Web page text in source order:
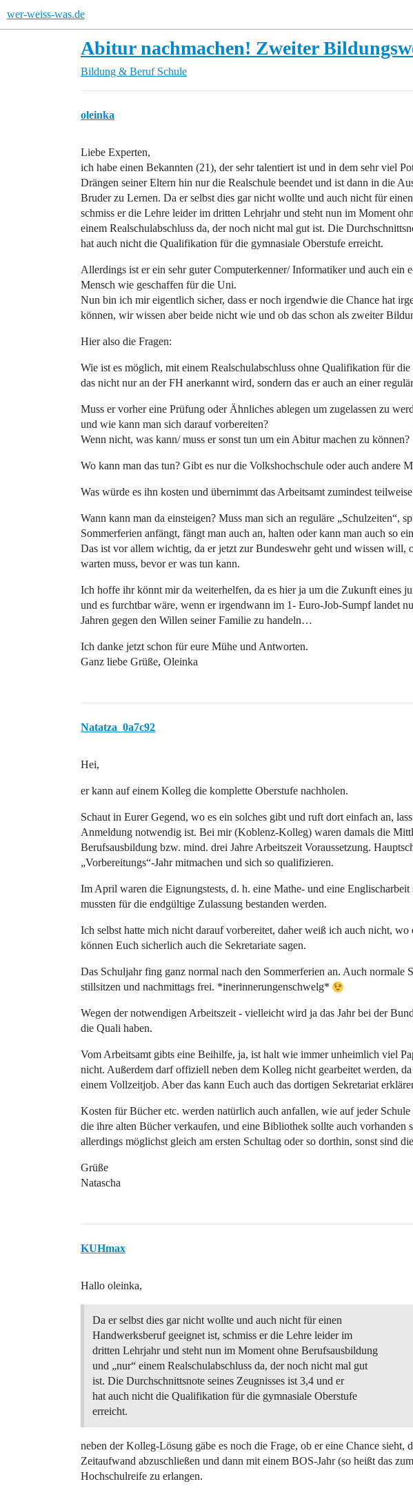
wer-weiss-was.de
Abitur nachmachen! Zweiter
Bildung & Beruf Schule
oleinka
Liebe Experten,
ich habe einen Bekannten (21), der sehr talentiert ist und in dem sehr viel
Drängen seiner Eltern hin nur die Realschule beendet und ist dann in die
Bruder zu Lernen. Da er selbst dies gar nicht wollte und auch nicht für
schmiss er die Lehre leider im dritten Lehrjahr und steht nun im Moment
einem Realschulabschluss da, der noch nicht mal gut ist. Die
hat auch nicht die Qualifikation für die gymnasiale Oberstufe erreicht.
Allerdings ist er ein sehr guter Computerkenner/ Informatiker und auch ein
Mensch wie geschaffen für die Uni.
Nun bin ich mir eigentlich sicher, dass er noch irgendwie die Chance hat
können, wir wissen aber beide nicht wie und ob das schon als zweiter
Hier also die Fragen:
Wie ist es möglich, mit einem Realschulabschluss ohne Qualifikation für
das nicht nur an der FH anerkannt wird, sondern das er auch an einer
Muss er vorher eine Prüfung oder Ähnliches ablegen um zugelassen zu
und wie kann man sich darauf vorbereiten?
Wenn nicht, was kann/ muss er sonst tun um ein Abitur machen zu können?
Wo kann man das tun? Gibt es nur die Volkshochschule oder auch andere
Was würde es ihn kosten und übernimmt das Arbeitsamt zumindest
Wann kann man da einsteigen? Muss man sich an reguläre „Schulzeiten“,
Sommerferien anfängt, fängt man auch an, halten oder kann man auch so
Das ist vor allem wichtig, da er jetzt zur Bundeswehr geht und wissen will,
warten muss, bevor er was tun kann.
Ich hoffe ihr könnt mir da weiterhelfen, da es hier ja um die Zukunft eines
und es furchtbar wäre, wenn er irgendwann im 1- Euro-Job-Sumpf landet
Jahren gegen den Willen seiner Familie zu handeln…
Ich danke jetzt schon für eure Mühe und Antworten.
Ganz liebe Grüße, Oleinka
Natatza_0a7c92
Hei,
er kann auf einem Kolleg die komplette Oberstufe nachholen.
Schaut in Eurer Gegend, wo es ein solches gibt und ruft dort einfach an,
Anmeldung notwendig ist. Bei mir (Koblenz-Kolleg) waren damals die
Berufsausbildung bzw. mind. drei Jahre Arbeitszeit Voraussetzung.
„Vorbereitungs“-Jahr mitmachen und sich so qualifizieren.
Im April waren die Eignungstests, d. h. eine Mathe- und eine
mussten für die endgültige Zulassung bestanden werden.
Ich selbst hatte mich nicht darauf vorbereitet, daher weiß ich auch nicht, wo
können Euch sicherlich auch die Sekretariate sagen.
Das Schuljahr fing ganz normal nach den Sommerferien an. Auch normale
stillsitzen und nachmittags frei. *inerinnerungenschwelg*
Wegen der notwendigen Arbeitszeit - vielleicht wird ja das Jahr bei der
die Quali haben.
Vom Arbeitsamt gibts eine Beihilfe, ja, ist halt wie immer unheimlich viel
nicht. Außerdem darf offiziell neben dem Kolleg nicht gearbeitet werden,
einem Vollzeitjob. Aber das kann Euch auch das dortigen Sekretariat
Kosten für Bücher etc. werden natürlich auch anfallen, wie auf jeder Schule
die ihre alten Bücher verkaufen, und eine Bibliothek sollte auch vorhanden
allerdings möglichst gleich am ersten Schultag oder so dorthin, sonst sind
Grüße
Natascha
KUHmax
Hallo oleinka,
Da er selbst dies gar nicht wollte und auch nicht für einen
Handwerksberuf geeignet ist, schmiss er die Lehre leider im
dritten Lehrjahr und steht nun im Moment ohne Berufsausbildung
und „nur“ einem Realschulabschluss da, der noch nicht mal gut
ist. Die Durchschnittsnote seines Zeugnisses ist 3,4 und er
hat auch nicht die Qualifikation für die gymnasiale Oberstufe
erreicht.
neben der Kolleg-Lösung gäbe es noch die Frage, ob er eine Chance sieht,
Zeitaufwand abzuschließen und dann mit einem BOS-Jahr (so heißt das
Hochschulreife zu erlangen.